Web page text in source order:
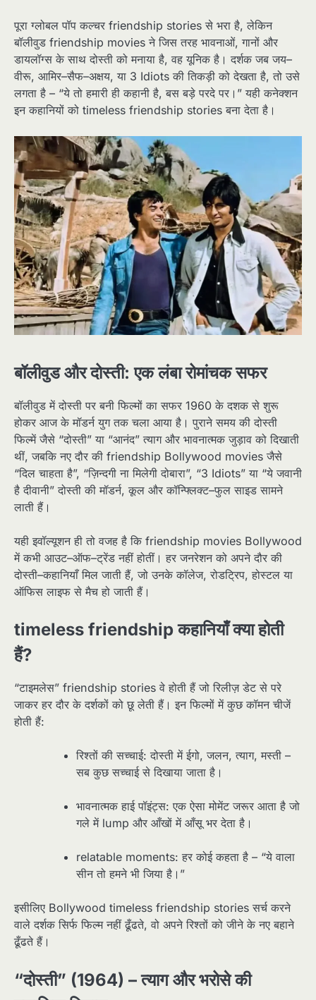
पूरा ग्लोबल पॉप कल्चर friendship stories से भरा है, लेकिन
बॉलीवुड friendship movies ने जिस तरह भावनाओं, गानों और
डायलॉग्स के साथ दोस्ती को मनाया है, वह यूनिक है। दर्शक जब जय–
वीरू, आमिर–सैफ–अक्षय, या 3 Idiots की तिकड़ी को देखता है, तो उसे
लगता है – “ये तो हमारी ही कहानी है, बस बड़े परदे पर।” यही कनेक्शन
इन कहानियों को timeless friendship stories बना देता है।​
बॉलीवुड और दोस्ती: एक लंबा रोमांचक सफर
बॉलीवुड में दोस्ती पर बनी फिल्मों का सफर 1960 के दशक से शुरू
होकर आज के मॉडर्न युग तक चला आया है। पुराने समय की दोस्ती
फिल्में जैसे “दोस्ती” या “आनंद” त्याग और भावनात्मक जुड़ाव को दिखाती
थीं, जबकि नए दौर की friendship Bollywood movies जैसे
“दिल चाहता है”, “ज़िन्दगी ना मिलेगी दोबारा”, “3 Idiots” या “ये जवानी
है दीवानी” दोस्ती की मॉडर्न, कूल और कॉन्फ्लिक्ट–फुल साइड सामने
लाती हैं।​
यही इवॉल्यूशन ही तो वजह है कि friendship movies Bollywood
में कभी आउट–ऑफ–ट्रेंड नहीं होतीं। हर जनरेशन को अपने दौर की
दोस्ती–कहानियाँ मिल जाती हैं, जो उनके कॉलेज, रोडट्रिप, होस्टल या
ऑफिस लाइफ से मैच हो जाती हैं।​
timeless friendship कहानियाँ क्या होती
हैं?
“टाइमलेस” friendship stories वे होती हैं जो रिलीज़ डेट से परे
जाकर हर दौर के दर्शकों को छू लेती हैं। इन फिल्मों में कुछ कॉमन चीजें
होती हैं:
रिश्तों की सच्चाई: दोस्ती में ईगो, जलन, त्याग, मस्ती –
सब कुछ सच्चाई से दिखाया जाता है।
भावनात्मक हाई पॉइंट्स: एक ऐसा मोमेंट जरूर आता है जो
गले में lump और आँखों में आँसू भर देता है।
relatable moments: हर कोई कहता है – “ये वाला
सीन तो हमने भी जिया है।”
इसीलिए Bollywood timeless friendship stories सर्च करने
वाले दर्शक सिर्फ फिल्म नहीं ढूँढते, वो अपने रिश्तों को जीने के नए बहाने
ढूँढते हैं।​
“दोस्ती” (1964) – त्याग और भरोसे की